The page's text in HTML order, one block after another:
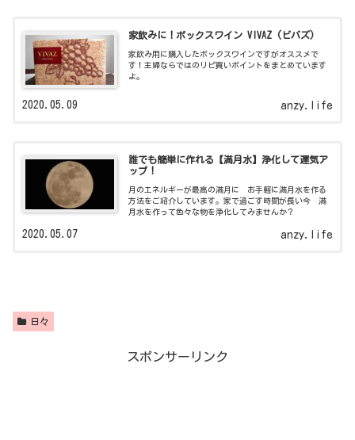
家飲みに！ボックスワイン VIVAZ (ビバズ)
家飲み用に購入したボックスワインですがオススメで
す！主婦ならではのリピ買いポイントをまとめています
よ。
anzy.life
2020.05.09
誰でも簡単に作れる【満月水】浄化して運気ア
ップ！
月のエネルギーが最高の満月に お手軽に満月水を作る
方法をご紹介しています。家で過ごす時間が長い今 満
月水を作って色々な物を浄化してみませんか？
anzy.life
2020.05.07
日々
スポンサーリンク